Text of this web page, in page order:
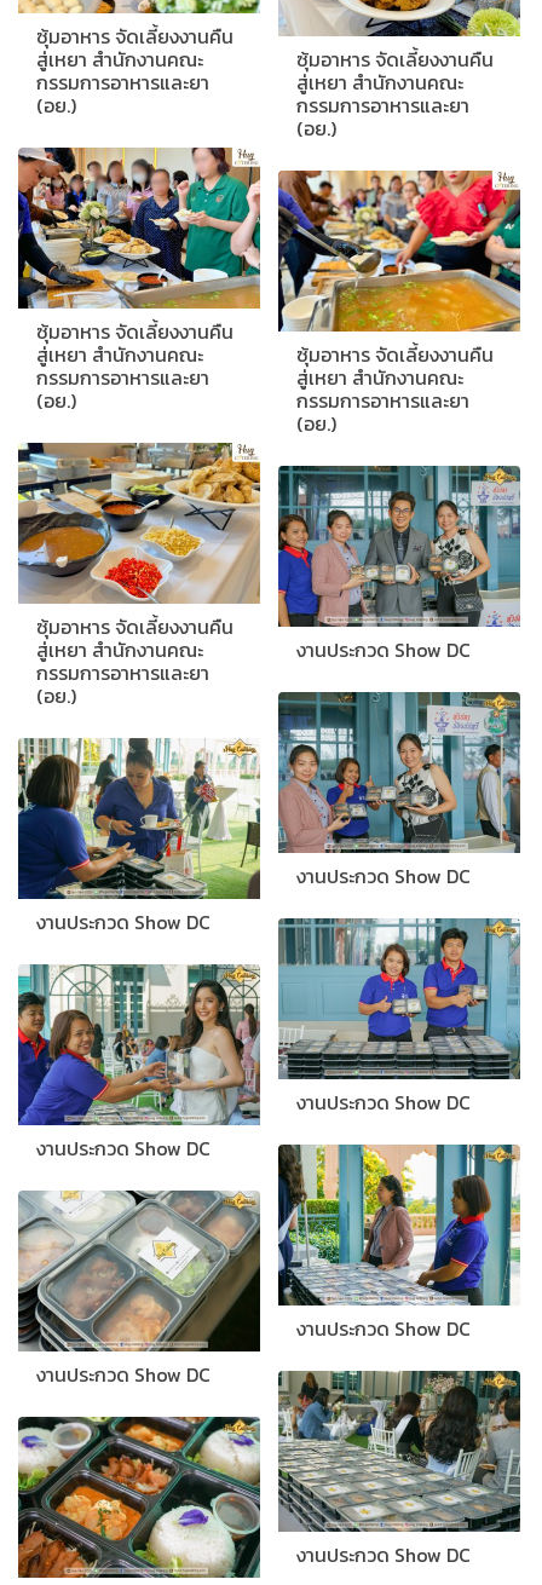
ซุ้มอาหาร จัดเลี้ยงงานคืน
สู่เหยา สำนักงานคณะ
กรรมการอาหารและยา
(อย.)
ซุ้มอาหาร จัดเลี้ยงงานคืน
สู่เหยา สำนักงานคณะ
กรรมการอาหารและยา
(อย.)
ซุ้มอาหาร จัดเลี้ยงงานคืน
สู่เหยา สำนักงานคณะ
กรรมการอาหารและยา
(อย.)
ซุ้มอาหาร จัดเลี้ยงงานคืน
สู่เหยา สำนักงานคณะ
กรรมการอาหารและยา
(อย.)
ซุ้มอาหาร จัดเลี้ยงงานคืน
สู่เหยา สำนักงานคณะ
กรรมการอาหารและยา
(อย.)
งานประกวด Show DC
งานประกวด Show DC
งานประกวด Show DC
งานประกวด Show DC
งานประกวด Show DC
งานประกวด Show DC
งานประกวด Show DC
งานประกวด Show DC